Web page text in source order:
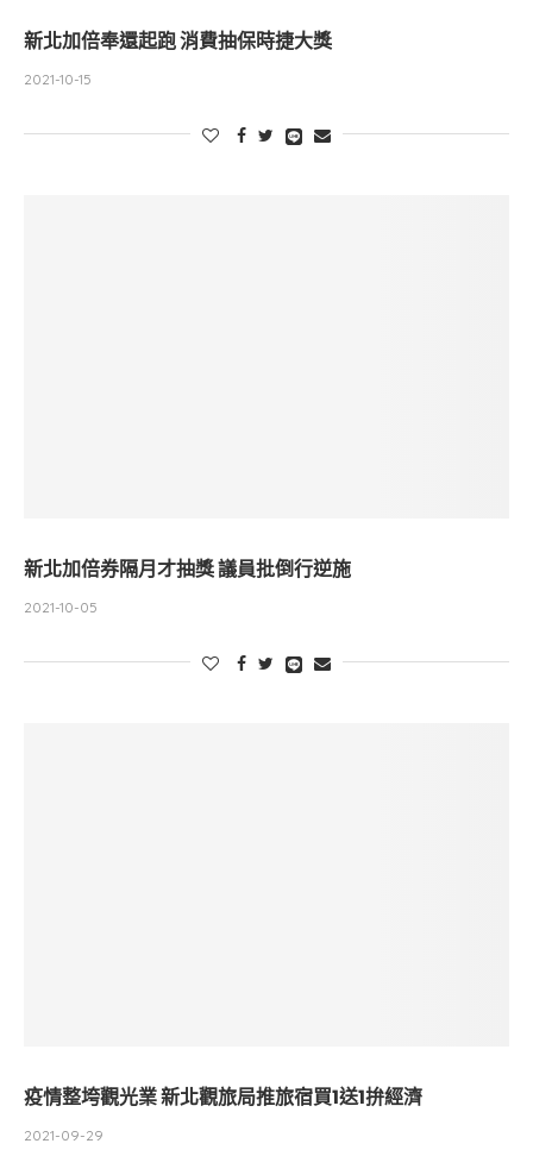
新北加倍奉還起跑 消費抽保時捷大獎
2021-10-15
新北加倍券隔月才抽獎 議員批倒行逆施
2021-10-05
疫情整垮觀光業 新北觀旅局推旅宿買1送1拚經濟
2021-09-29